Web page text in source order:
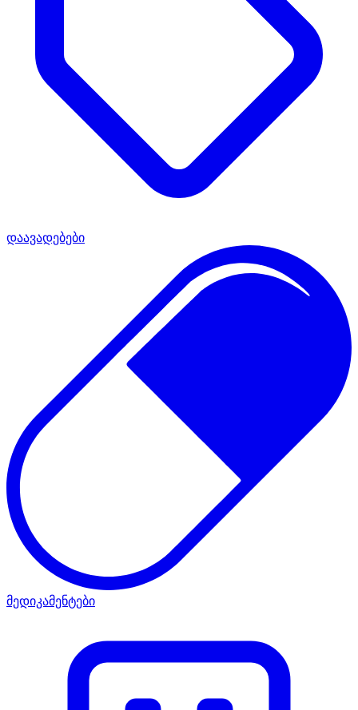
დაავადებები
მედიკამენტები